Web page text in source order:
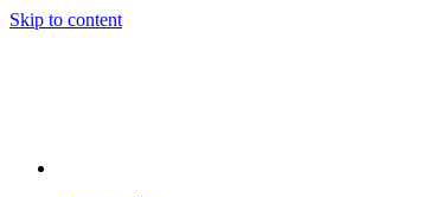
Skip to content